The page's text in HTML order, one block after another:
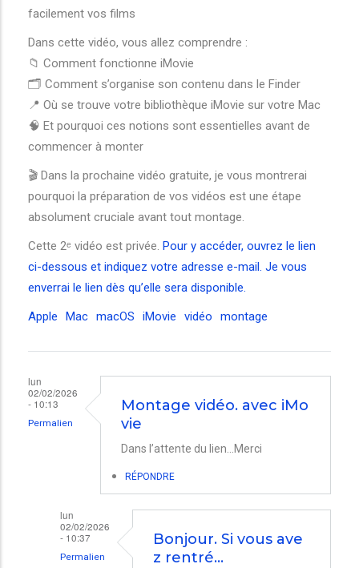
facilement vos films
Dans cette vidéo, vous allez comprendre :
📁 Comment fonctionne iMovie
🗂 Comment s’organise son contenu dans le Finder
📍 Où se trouve votre bibliothèque iMovie sur votre Mac
🧠 Et pourquoi ces notions sont essentielles avant de
commencer à monter
🎬 Dans la prochaine vidéo gratuite, je vous montrerai
pourquoi la préparation de vos vidéos est une étape
absolument cruciale avant tout montage.
Cette 2ᵉ vidéo est privée. Pour y accéder, ouvrez le lien
ci-dessous et indiquez votre adresse e-mail. Je vous
enverrai le lien dès qu’elle sera disponible.
Apple
Mac macOS iMovie vidéo montage
lun
02/02/2026
- 10:13
Permalien
Montage vidéo. avec iMo
vie
Dans l’attente du lien…Merci
RÉPONDRE
lun
02/02/2026
- 10:37
Permalien
Bonjour. Si vous ave
z rentré…